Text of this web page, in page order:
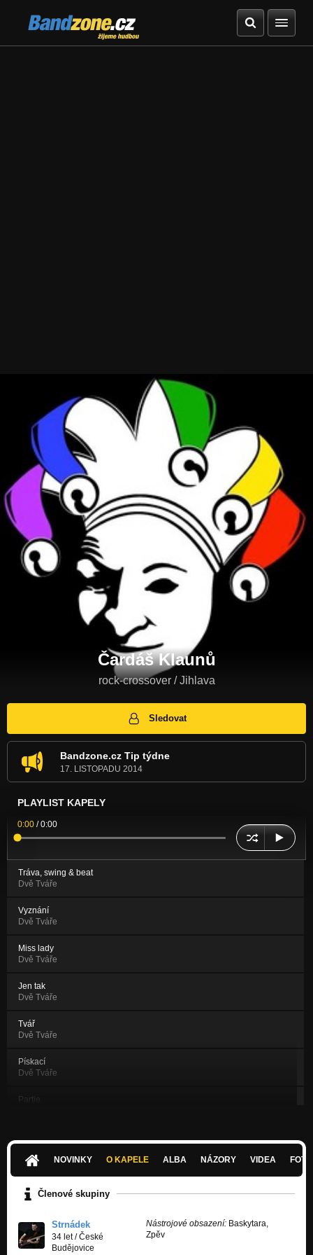
Bandzone.cz
žijeme hudbou
Čardáš Klaunů
rock-crossover / Jihlava
Sledovat
Bandzone.cz Tip týdne
17. LISTOPADU 2014
PLAYLIST KAPELY
0:00 /0:00
Tráva, swing & beat
Dvě Tváře
Vyznání
Dvě Tváře
Miss lady
Dvě Tváře
Jen tak
Dvě Tváře
Tvář
Dvě Tváře
Pískací
Dvě Tváře
Partie
Pár slov
Dvě Tváře
Dvě Tváře
Šapito
NOVINKY O KAPELE ALBA NÁZORY VIDEA
Členové skupiny
Strnádek
34 let/České
Budějovice
Nástrojové obsazení: Baskytara,
Zpěv